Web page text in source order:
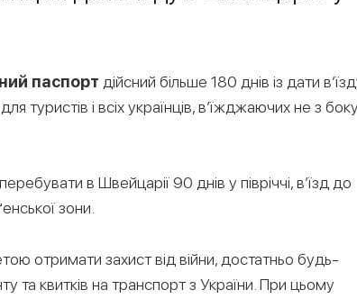
паспорт дійсний більше 180 днів із дати
туристів і всіх українців, в’їжджаючих не з
в Швейцарії 90 днів у півріччі, в’їзд до
зони.
отримати захист від війни, достатньо будь-
та квитків на транспорт з України. При цьому